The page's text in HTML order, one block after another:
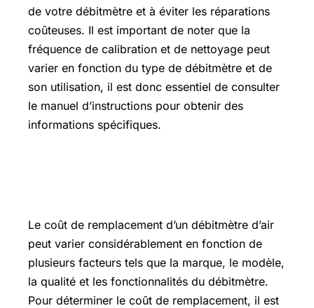
de votre débitmètre et à éviter les réparations
coûteuses. Il est important de noter que la
fréquence de calibration et de nettoyage peut
varier en fonction du type de débitmètre et de
son utilisation, il est donc essentiel de consulter
le manuel d’instructions pour obtenir des
informations spécifiques.
Le coût de remplacement d’un débitmètre d’air
peut varier considérablement en fonction de
plusieurs facteurs tels que la marque, le modèle,
la qualité et les fonctionnalités du débitmètre.
Pour déterminer le coût de remplacement, il est